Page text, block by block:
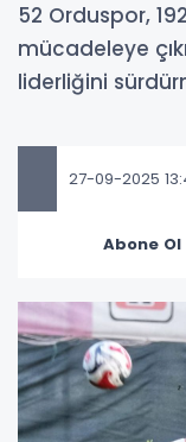
52 Orduspor,
mücadeleye
liderliğini
27-09-2025
Abone Ol